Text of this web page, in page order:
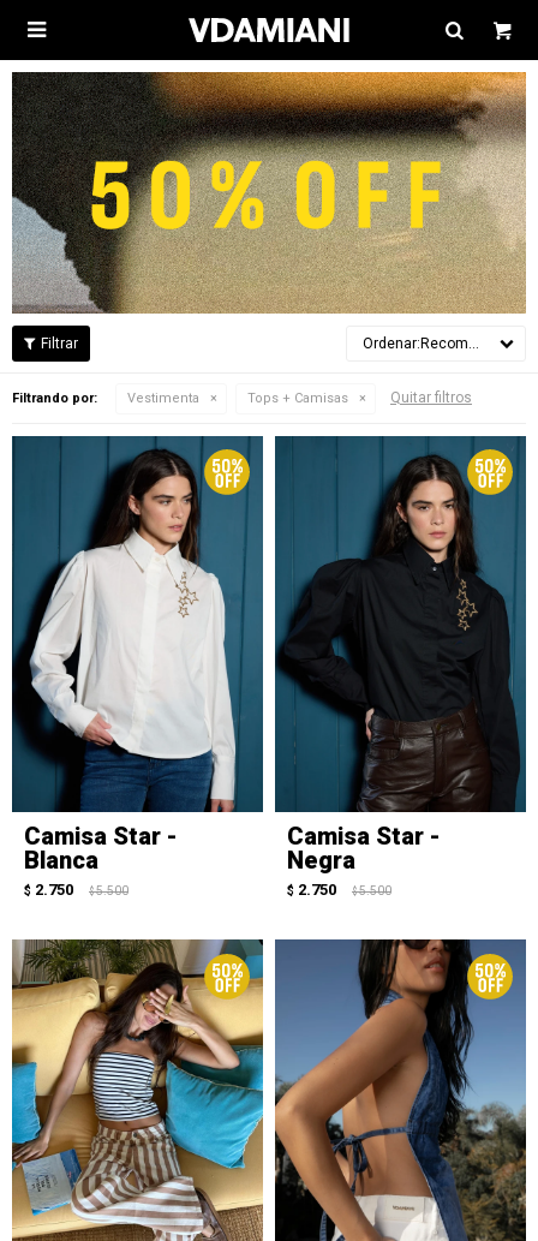

Recomendados
Filtrando por: Vestimenta Tops + Camisas Quitar filtros
Camisa Star -
Blanca
$ 2.750 $ 5.500
Camisa Star -
Negra
$ 2.750 $ 5.500